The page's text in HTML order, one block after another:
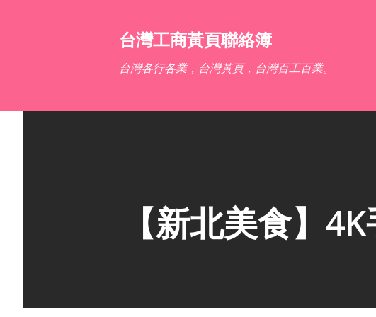
台灣工商黃頁聯絡簿
台灣各行各業，台灣黃頁，台灣百工百業。
【新北美食】